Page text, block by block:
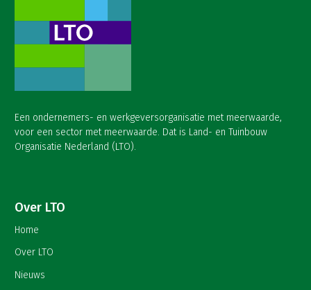
Een ondernemers- en werkgeversorganisatie met meerwaarde,
voor een sector met meerwaarde. Dat is Land- en Tuinbouw
Organisatie Nederland (LTO).
Over LTO
Home
Over LTO
Nieuws